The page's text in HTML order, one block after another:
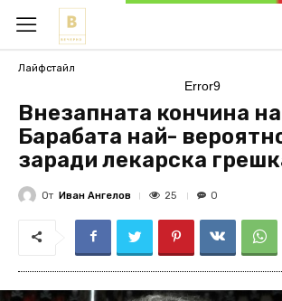
Лайфстайл
Error9
Внезапната кончина
Барабата най-
заради лекарска
От Иван Ангелов 25 0